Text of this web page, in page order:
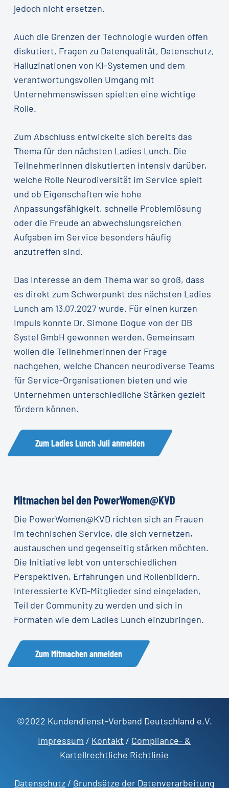
jedoch nicht ersetzen.
Auch die Grenzen der Technologie wurden offen
diskutiert, Fragen zu Datenqualität, Datenschutz,
Halluzinationen von KI-Systemen und dem
verantwortungsvollen Umgang mit
Unternehmenswissen spielten eine wichtige
Rolle.
Zum Abschluss entwickelte sich bereits das
Thema für den nächsten Ladies Lunch. Die
Teilnehmerinnen diskutierten intensiv darüber,
welche Rolle Neurodiversität im Service spielt
und ob Eigenschaften wie hohe
Anpassungsfähigkeit, schnelle Problemlösung
oder die Freude an abwechslungsreichen
Aufgaben im Service besonders häufig
anzutreffen sind.
Das Interesse an dem Thema war so groß, dass
es direkt zum Schwerpunkt des nächsten Ladies
Lunch am 13.07.2027 wurde. Für einen kurzen
Impuls konnte Dr. Simone Dogue von der DB
Systel GmbH gewonnen werden. Gemeinsam
wollen die Teilnehmerinnen der Frage
nachgehen, welche Chancen neurodiverse Teams
für Service-Organisationen bieten und wie
Unternehmen unterschiedliche Stärken gezielt
fördern können.
Zum Ladies Lunch Juli anmelden
Mitmachen bei den PowerWomen@KVD
Die PowerWomen@KVD richten sich an Frauen
im technischen Service, die sich vernetzen,
austauschen und gegenseitig stärken möchten.
Die Initiative lebt von unterschiedlichen
Perspektiven, Erfahrungen und Rollenbildern.
Interessierte KVD-Mitglieder sind eingeladen,
Teil der Community zu werden und sich in
Formaten wie dem Ladies Lunch einzubringen.
Zum Mitmachen anmelden
©2022 Kundendienst-Verband Deutschland e.V.
Impressum / Kontakt / Compliance- &
Kartellrechtliche Richtlinie
Datenschutz/ Grundsätze der Datenverarbeitung